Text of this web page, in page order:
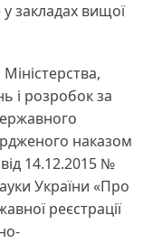
закладах вищої
і розробок за
наказом
від 14.12.2015 №
України «Про
реєстрації